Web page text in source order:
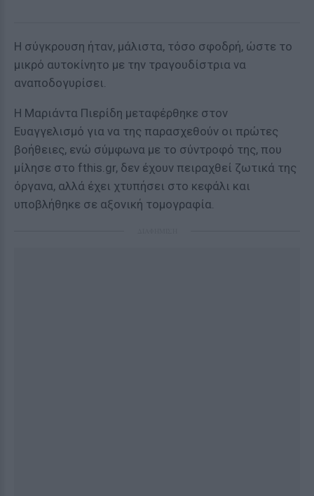
Η σύγκρουση ήταν, μάλιστα, τόσο σφοδρή, ώστε το
μικρό αυτοκίνητο με την τραγουδίστρια να
αναποδογυρίσει.
Η Μαριάντα Πιερίδη μεταφέρθηκε στον
Ευαγγελισμό για να της παρασχεθούν οι πρώτες
βοήθειες, ενώ σύμφωνα με το σύντροφό της, που
μίλησε στο fthis.gr, δεν έχουν πειραχθεί ζωτικά της
όργανα, αλλά έχει χτυπήσει στο κεφάλι και
υποβλήθηκε σε αξονική τομογραφία.